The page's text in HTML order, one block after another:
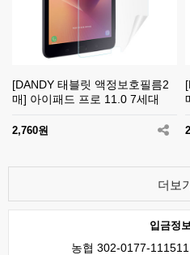
[DANDY 태블릿 액정보호필름2
매] 아이패드 프로 11.0 7세대
2,760원
더보
입금정
농협 302-0177-